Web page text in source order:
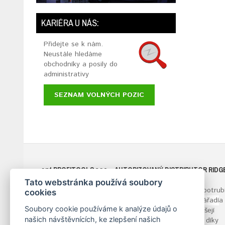
KARIÉRA U NÁS:
Přidejte se k nám.
Neustále hledáme
obchodníky a posily do
administrativy
SEZNAM VOLNÝCH POZIC
antPROFITOOLSs.r.o.- AUTORIZOVANÝ DISTRIBUTOR
TOOL COMPANY
Již více než 30 let podporujeme efektivní montáž
nářadía
nástroje pro opracování potrubí. Naše řešení přinášejí
firmám efektivitu a zisk. Hrdě poskytujeme služby, díky
Tato webstránka používá soubory
cookies
Soubory cookie používáme k analýze údajů o
našich návštěvnících, ke zlepšení našich